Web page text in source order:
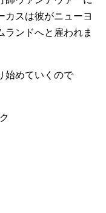
カスは彼がニューヨ
ランドへと雇われま
始めていくので